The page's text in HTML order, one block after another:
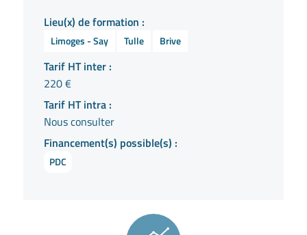
Lieu(x) de formation :
Limoges - Say Tulle Brive
Tarif HT inter :
220 €
Tarif HT intra :
Nous consulter
Financement(s) possible(s) :
PDC